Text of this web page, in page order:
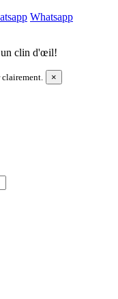
Whatsapp
un clin d'œil!
×